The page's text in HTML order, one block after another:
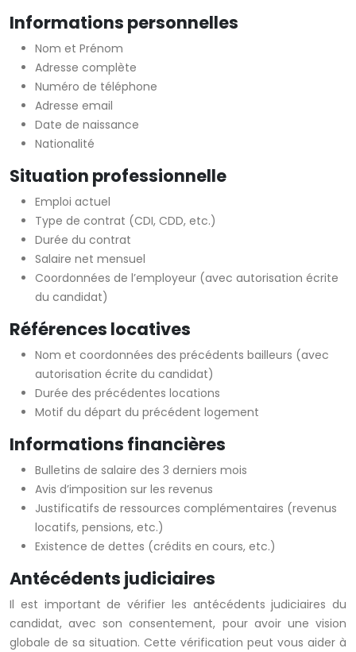
Informations personnelles
Nom et Prénom
Adresse complète
Numéro de téléphone
Adresse email
Date de naissance
Nationalité
Situation professionnelle
Emploi actuel
Type de contrat (CDI, CDD, etc.)
Durée du contrat
Salaire net mensuel
Coordonnées de l’employeur (avec autorisation écrite
du candidat)
Références locatives
Nom et coordonnées des précédents bailleurs (avec
autorisation écrite du candidat)
Durée des précédentes locations
Motif du départ du précédent logement
Informations financières
Bulletins de salaire des 3 derniers mois
Avis d’imposition sur les revenus
Justificatifs de ressources complémentaires (revenus
locatifs, pensions, etc.)
Existence de dettes (crédits en cours, etc.)
Antécédents judiciaires
Il est important de vérifier les antécédents judiciaires du
candidat, avec son consentement, pour avoir une vision
globale de sa situation. Cette vérification peut vous aider à